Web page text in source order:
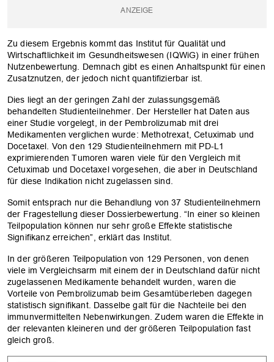
Zu diesem Ergebnis kommt das Institut für Qualität und
Wirtschaftlichkeit im Gesundheitswesen (IQWiG) in einer frühen
Nutzenbewertung. Demnach gibt es einen Anhaltspunkt für einen
Zusatznutzen, der jedoch nicht quantifizierbar ist.
Dies liegt an der geringen Zahl der zulassungsgemäß
behandelten Studienteilnehmer. Der Hersteller hat Daten aus
einer Studie vorgelegt, in der Pembrolizumab mit drei
Medikamenten verglichen wurde: Methotrexat, Cetuximab und
Docetaxel. Von den 129 Studienteilnehmern mit PD-L1
exprimierenden Tumoren waren viele für den Vergleich mit
Cetuximab und Docetaxel vorgesehen, die aber in Deutschland
für diese Indikation nicht zugelassen sind.
Somit entsprach nur die Behandlung von 37 Studienteilnehmern
der Fragestellung dieser Dossierbewertung. “In einer so kleinen
Teilpopulation können nur sehr große Effekte statistische
Signifikanz erreichen”, erklärt das Institut.
In der größeren Teilpopulation von 129 Personen, von denen
viele im Vergleichsarm mit einem der in Deutschland dafür nicht
zugelassenen Medikamente behandelt wurden, waren die
Vorteile von Pembrolizumab beim Gesamtüberleben dagegen
statistisch signifikant. Dasselbe galt für die Nachteile bei den
immunvermittelten Nebenwirkungen. Zudem waren die Effekte in
der relevanten kleineren und der größeren Teilpopulation fast
gleich groß.